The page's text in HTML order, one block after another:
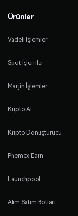
Ürünler
Vadeli İşlemler
Spot İşlemler
Marjin İşlemler
Kripto Al
Kripto Dönüştürücü
Phemex Earn
Launchpool
Alım Satım Botları